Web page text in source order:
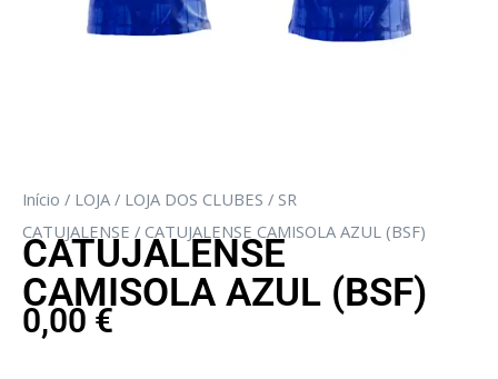
Início / LOJA / LOJA DOS CLUBES / SR
CATUJALENSE / CATUJALENSE CAMISOLA AZUL (BSF)
CATUJALENSE
CAMISOLA AZUL (BSF)
0,00 €